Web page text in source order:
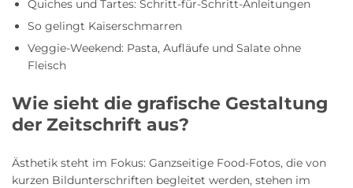
Quiches und Tartes: Schritt-für-Schritt-Anleitungen
So gelingt Kaiserschmarren
Veggie-Weekend: Pasta, Aufläufe und Salate ohne
Fleisch
Wie sieht die grafische Gestaltung
der Zeitschrift aus?
Ästhetik steht im Fokus: Ganzseitige Food-Fotos, die von
kurzen Bildunterschriften begleitet werden, stehen im